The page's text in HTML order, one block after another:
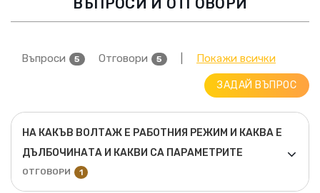
ВЪПРОСИ И ОТГОВОРИ
Въпроси 5 Отговори 5 Покажи всички
ЗАДАЙ ВЪПРОС
НА КАКЪВ ВОЛТАЖ Е РАБОТНИЯ РЕЖИМ И КАКВА Е
ДЪЛБОЧИНАТА И КАКВИ СА ПАРАМЕТРИТЕ
ОТГОВОРИ 1